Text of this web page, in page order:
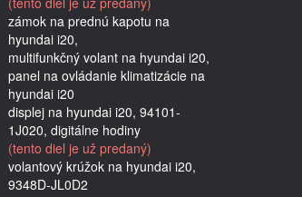
zámok na prednú kapotu na
hyundai i20,
multifunkčný volant na hyundai i20,
panel na ovládanie klimatizácie na
hyundai i20
displej na hyundai i20, 94101-
1J020, digitálne hodiny
(tento diel je už predaný)
volantový krúžok na hyundai i20,
9348D-JL0D2